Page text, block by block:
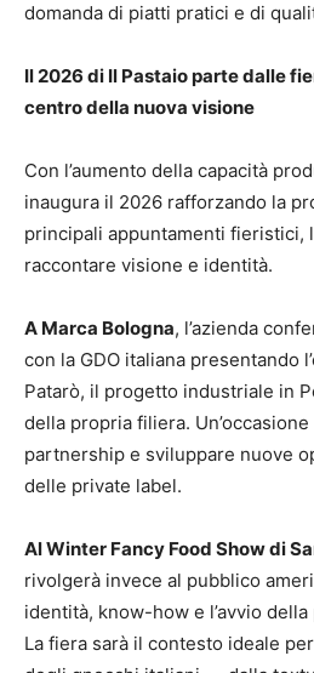
domanda di piatti pratici e di
Il 2026 di Il Pastaio parte dalle
centro della nuova visione
Con l’aumento della capacità
inaugura il 2026 rafforzando la
principali appuntamenti fieristici,
raccontare visione e identità.
A Marca Bologna, l’azienda
con la GDO italiana presentando
Patarò, il progetto industriale in
della propria filiera.
partnership e sviluppare nuove
delle private label.
Al Winter Fancy Food Show di
rivolgerà invece al pubblico
identità, know-how e l’avvio
La fiera sarà il contesto ideale